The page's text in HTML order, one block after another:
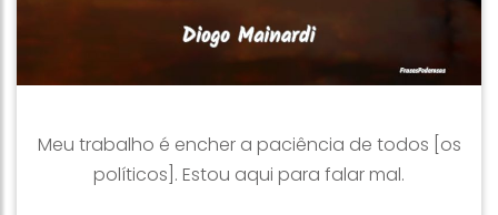
Meu trabalho é encher a paciência de todos [os
políticos]. Estou aqui para falar mal.